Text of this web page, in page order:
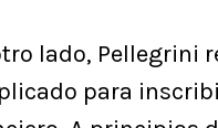
lado, Pellegrini
para